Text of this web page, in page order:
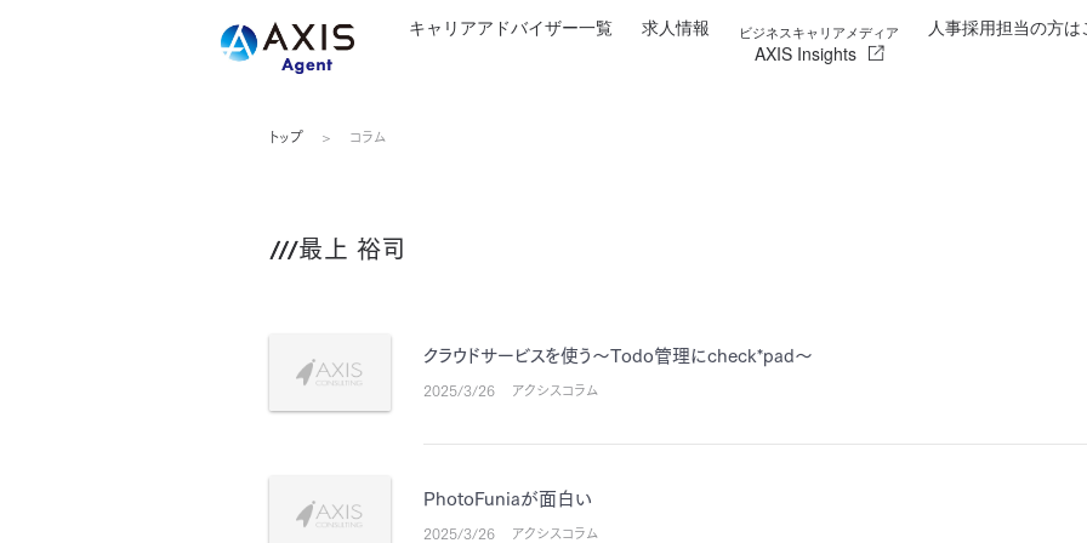
キャリアアドバイザー一覧 求人情報 ビジネスキャリアメディア
AXIS Insights
人事採用担当の方は
トップ コラム
最上 裕司
クラウドサービスを使う～Todo管理にcheck*pad～
2025/3/26 アクシスコラム
PhotoFuniaが面白い
2025/3/26 アクシスコラム